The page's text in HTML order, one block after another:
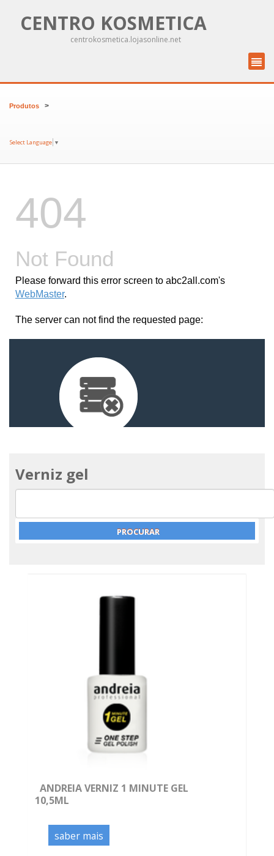
CENTRO KOSMETICA
centrokosmetica.lojasonline.net
Produtos >
Select Language ▼
Verniz gel
ANDREIA VERNIZ 1 MINUTE GEL
10,5ML
saber mais